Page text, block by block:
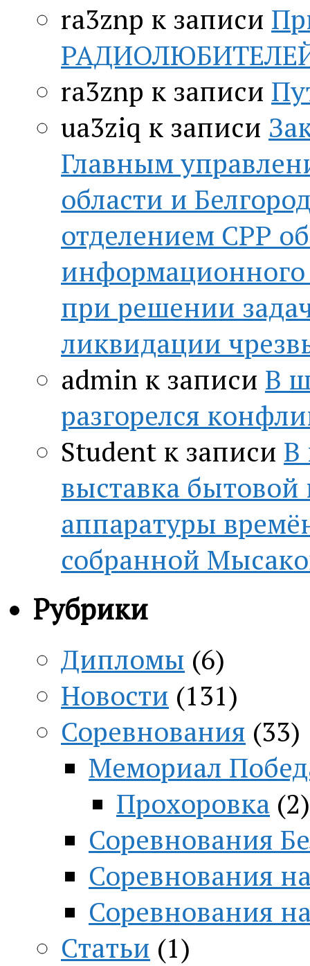
ra3znp к записи
РАДИОЛЮБИТЕЛЕЙ
ra3znp к записи
ua3ziq к записи
Главным
области и
отделением СРР
информационного
при решении
ликвидации
admin к записи В
разгорелся
Student к записи В
выставка
аппаратуры
собранной
Рубрики
Дипломы (6)
Новости (131)
Соревнования (33)
Мемориал
Прохоровка (2)
Соревнования
Соревнования
Соревнования
Статьи (1)